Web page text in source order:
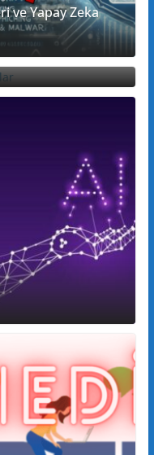
ve Yapay Zeka